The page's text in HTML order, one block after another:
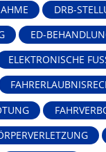
DRB-
ED-
ELEKTRONISCHE